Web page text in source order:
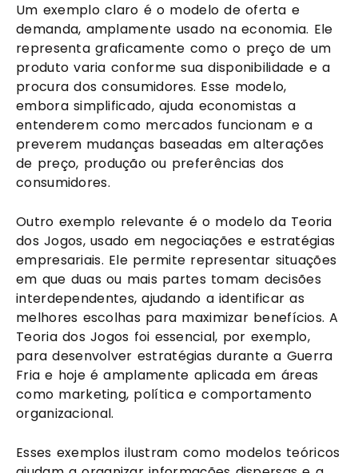
Um exemplo claro é o modelo de oferta e
demanda, amplamente usado na economia. Ele
representa graficamente como o preço de um
produto varia conforme sua disponibilidade e a
procura dos consumidores. Esse modelo,
embora simplificado, ajuda economistas a
entenderem como mercados funcionam e a
preverem mudanças baseadas em alterações
de preço, produção ou preferências dos
consumidores.
Outro exemplo relevante é o modelo da Teoria
dos Jogos, usado em negociações e estratégias
empresariais. Ele permite representar situações
em que duas ou mais partes tomam decisões
interdependentes, ajudando a identificar as
melhores escolhas para maximizar benefícios. A
Teoria dos Jogos foi essencial, por exemplo,
para desenvolver estratégias durante a Guerra
Fria e hoje é amplamente aplicada em áreas
como marketing, política e comportamento
organizacional.
Esses exemplos ilustram como modelos teóricos